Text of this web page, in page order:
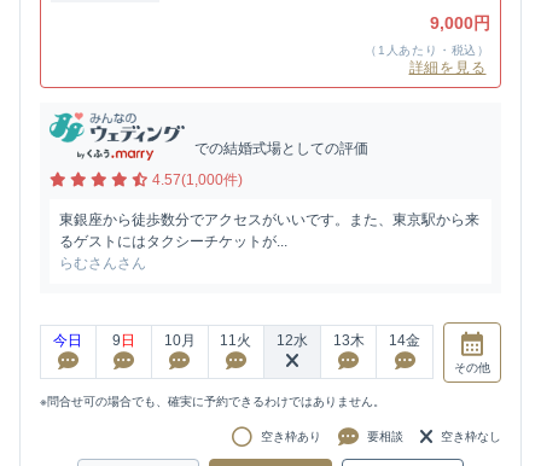
9,000円
（1人あたり・税込）
詳細を見る
での結婚式場としての評価
4.57(1,000件)
東銀座から徒歩数分でアクセスがいいです。また、東京駅から来
るゲストにはタクシーチケットが...
らむさんさん
今日 9 日 10月 11火 12水 13木 14金
その他
※問合せ可の場合でも、確実に予約できるわけではありません。
空き枠あり 要相談 空き枠なし